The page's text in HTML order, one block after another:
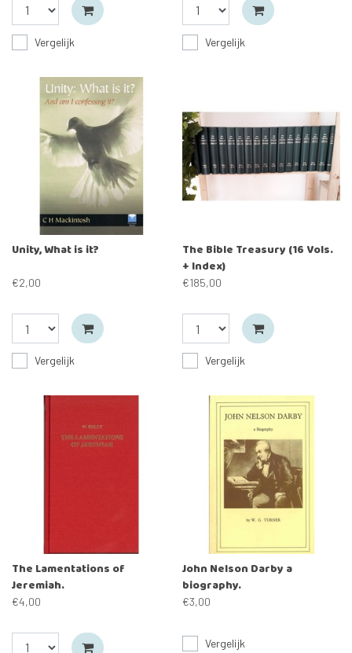
Vergelijk Vergelijk
Unity, What is it?
€2,00
Vergelijk
The Bible Treasury (16 Vols.
+ Index)
€185,00
Vergelijk
The Lamentations of
Jeremiah.
€4,00
John Nelson Darby a
biography.
€3,00
Vergelijk